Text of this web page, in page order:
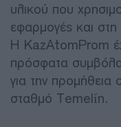
υλικού που
εφαρμογές και
Η KazAtomProm
πρόσφατα
για την προμήθεια
σταθμό Temelín.